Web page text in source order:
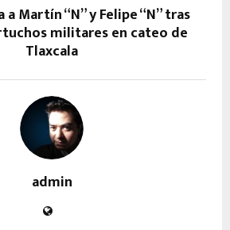
a Martín “N” y Felipe “N” tras
militares en cateo de
Tlaxcala
admin